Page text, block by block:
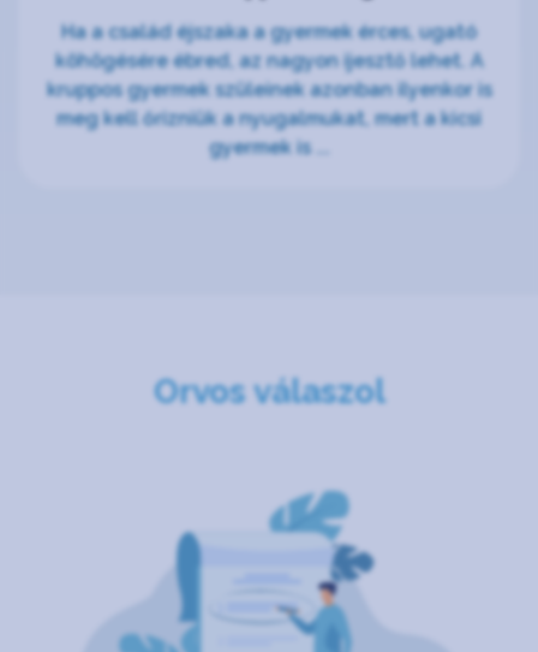
Ha a család éjszaka a gyermek érces, ugató
köhögésére ébred, az nagyon ijesztő lehet. A
kruppos gyermek szüleinek azonban ilyenkor is
meg kell őrizniük a nyugalmukat, mert a kicsi
gyermek is ...
Orvos válaszol